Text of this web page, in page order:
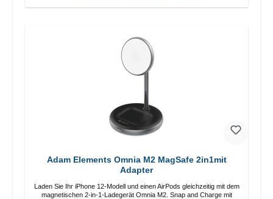
Lade-LED-Anzeige
Adam Elements Omnia M2 MagSafe 2in1mit
Adapter
Laden Sie Ihr iPhone 12-Modell und einen AirPods gleichzeitig mit dem
magnetischen 2-in-1-Ladegerät Omnia M2. Snap and Charge mit